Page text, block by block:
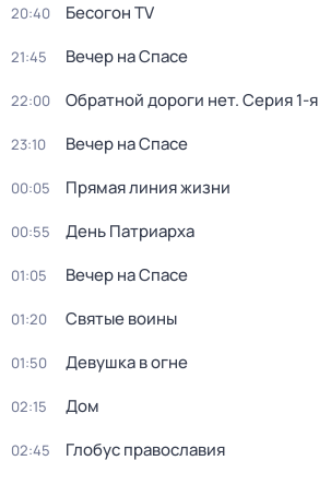
20:40 Бесогон TV
21:45 Вечер на Спасе
22:00 Обратной дороги нет. Серия 1-я
23:10 Вечер на Спасе
00:05 Прямая линия жизни
00:55 День Патриарха
01:05 Вечер на Спасе
01:20 Святые воины
01:50 Девушка в огне
02:15 Дом
02:45
Глобус православия